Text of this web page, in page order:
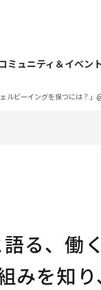
ミュニティ＆イベン
ビーイングを保つには？」
る、働
を知り